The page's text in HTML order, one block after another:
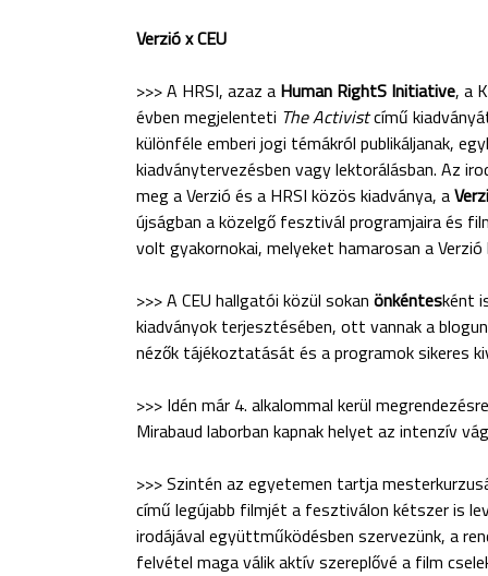
Verzió x CEU
>>> A HRSI, azaz a Human RightS Initiative, a
évben megjelenteti The Activistcímű
különféle emberi jogi témákról publikáljanak,
kiadványtervezésben vagy lektorálásban. Az
meg a Verzió és a HRSI közös kiadványa, a
újságban a közelgő fesztivál programjaira és
volt gyakornokai, melyeket hamarosan a
>>> A CEU hallgatói közül sokan önkéntesként
kiadványok terjesztésében, ott vannak a
nézők tájékoztatását és a programok sikeres
>>> Idén már 4. alkalommal kerül
Mirabaud laborban kapnak helyet az intenzív
>>> Szintén az egyetemen tartja
című legújabb filmjét a fesztiválon kétszer is
irodájával együttműködésben szervezünk, a
felvétel maga válik aktív szereplővé a film